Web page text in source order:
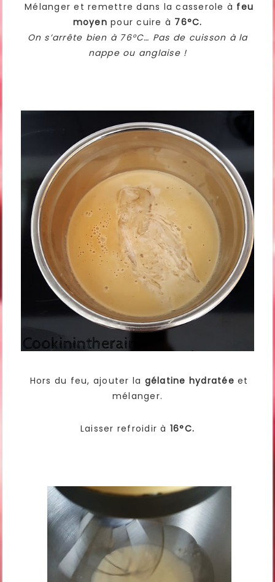
Mélanger et remettre dans la casserole à feu
moyen pour cuire à 76°C.
On s’arrête bien à 76°C… Pas de cuisson à la
nappe ou anglaise !
Hors du feu, ajouter la gélatine hydratée et
mélanger.
Laisser refroidir à 16°C.